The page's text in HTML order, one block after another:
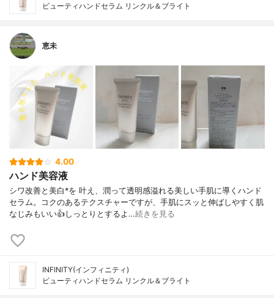
ビューティハンドセラム リンクル＆ブライト
恵未
4.00
ハンド美容液
シワ改善と美白*を 叶え、潤って透明感溢れる美しい手肌に導くハンド
セラム。コクのあるテクスチャーですが、手肌にスッと伸ばしやすく肌
なじみもいい👍しっとりとするよ…続きを見る
INFINITY(インフィニティ)
ビューティハンドセラム リンクル＆ブライト